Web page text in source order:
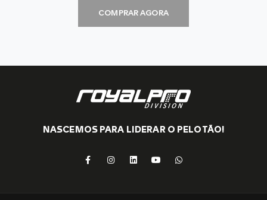
COMPRAR AGORA
NASCEMOS PARA LIDERAR O PELOTÃO!